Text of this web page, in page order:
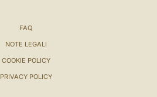
FAQ
NOTE LEGALI
COOKIE POLICY
PRIVACY POLICY